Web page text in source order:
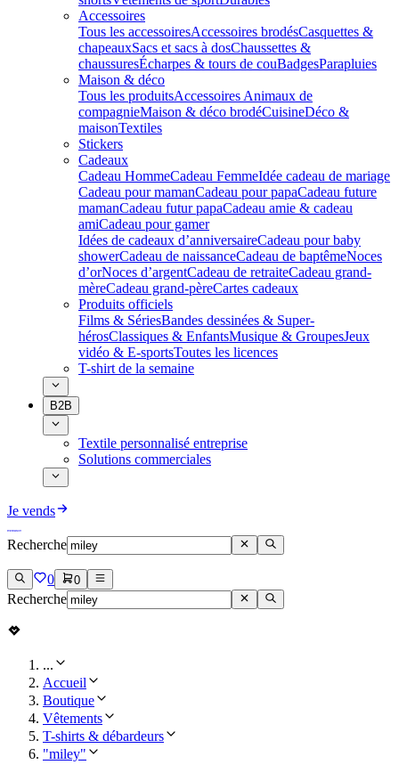
Accessoires
Tous les accessoiresAccessoires brodésCasquettes &
chapeauxSacs et sacs à dosChaussettes &
chaussuresÉcharpes & tours de couBadgesParapluies
Maison & déco
Tous les produitsAccessoires Animaux de
compagnieMaison & déco brodéCuisineDéco &
maisonTextiles
Stickers
Cadeaux
Cadeau HommeCadeau FemmeIdée cadeau de mariage​
Cadeau pour mamanCadeau pour papaCadeau future
mamanCadeau futur papaCadeau amie & cadeau
amiCadeau pour gamer
Idées de cadeaux d’anniversaireCadeau pour baby
showerCadeau de naissanceCadeau de baptêmeNoces
d’orNoces d’argentCadeau de retraiteCadeau grand-
mèreCadeau grand-pèreCartes cadeaux
Produits officiels
Films & SériesBandes dessinées & Super-
hérosClassiques & EnfantsMusique & GroupesJeux
vidéo & E-sportsToutes les licences
T-shirt de la semaine
B2B
Textile personnalisé entreprise
Solutions commerciales
Je vends
Recherche
0 0
Recherche
...
Accueil
Boutique
Vêtements
T-shirts & débardeurs
"miley"